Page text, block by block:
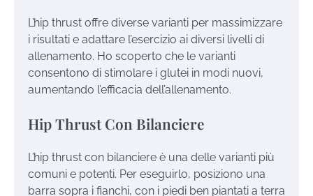
L’hip thrust offre diverse varianti per massimizzare
i risultati e adattare l’esercizio ai diversi livelli di
allenamento. Ho scoperto che le varianti
consentono di stimolare i glutei in modi nuovi,
aumentando l’efficacia dell’allenamento.
Hip Thrust Con Bilanciere
L’hip thrust con bilanciere è una delle varianti più
comuni e potenti. Per eseguirlo, posiziono una
barra sopra i fianchi, con i piedi ben piantati a terra